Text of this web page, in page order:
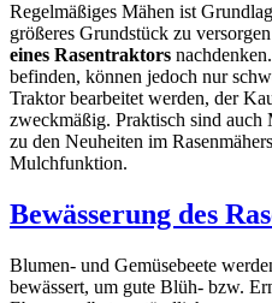
Regelmäßiges Mähen ist
größeres Grundstück zu
eines Rasentraktors
befinden, können jedoch nur
Traktor bearbeitet werden, der
zweckmäßig. Praktisch sind
zu den Neuheiten im
Mulchfunktion.
Bewässerung des
Blumen- und Gemüsebeete
bewässert, um gute Blüh- bzw.